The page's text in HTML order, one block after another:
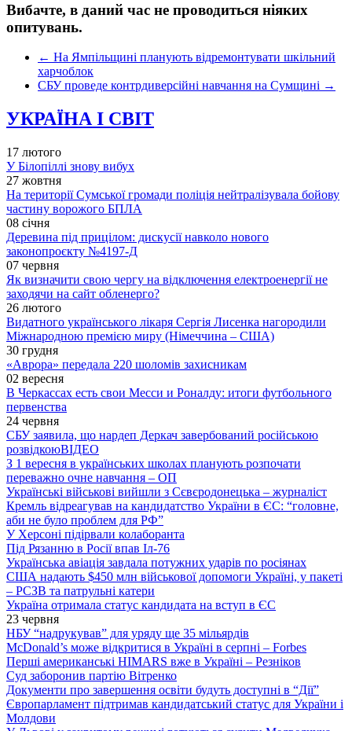
Вибачте, в даний час не проводиться ніяких
опитувань.
← На Ямпільщині планують відремонтувати шкільний
харчоблок
СБУ проведе контрдиверсійні навчання на Сумщині →
УКРАЇНА І СВІТ
17 лютого
У Білопіллі знову вибух
27 жовтня
На території Сумської громади поліція нейтралізувала бойову
частину ворожого БПЛА
08 січня
Деревина під прицілом: дискусії навколо нового
законопроєкту №4197-Д
07 червня
Як визначити свою чергу на відключення електроенергії не
заходячи на сайт обленерго?
26 лютого
Видатного українського лікаря Сергія Лисенка нагородили
Міжнародною премією миру (Німеччина – США)
30 грудня
«Аврора» передала 220 шоломів захисникам
02 вересня
В Черкассах есть свои Месси и Роналду: итоги футбольного
первенства
24 червня
СБУ заявила, що нардеп Деркач завербований російською
розвідкоюВІДЕО
З 1 вересня в українських школах планують розпочати
переважно очне навчання – ОП
Українські військові вийшли з Сєвєродонецька – журналіст
Кремль відреагував на кандидатство України в ЄС: “головне,
аби не було проблем для РФ”
У Херсоні підірвали колаборанта
Під Рязанню в Росії впав Іл-76
Українська авіація завдала потужних ударів по росіянах
США надають $450 млн військової допомоги Україні, у пакеті
– РСЗВ та патрульні катери
Україна отримала статус кандидата на вступ в ЄС
23 червня
НБУ “надрукував” для уряду ще 35 мільярдів
McDonald’s може відкритися в Україні в серпні – Forbes
Перші американські HIMARS вже в Україні – Резніков
Суд заборонив партію Вітренко
Документи про завершення освіти будуть доступні в “Дії”
Європарламент підтримав кандидатський статус для України і
Молдови